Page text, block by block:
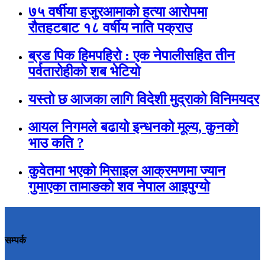
७५ वर्षीया हजुरआमाको हत्या आरोपमा
रौतहटबाट १८ वर्षीय नाति पक्राउ
ब्रड पिक हिमपहिरो : एक नेपालीसहित तीन
पर्वतारोहीको शब भेटियो
यस्तो छ आजका लागि विदेशी मुद्राको विनिमयदर
आयल निगमले बढायो इन्धनको मूल्य, कुनकाे
भाउ कति ?
कुवेतमा भएको मिसाइल आक्रमणमा ज्यान
गुमाएका तामाङको शव नेपाल आइपुग्यो
सम्पर्क